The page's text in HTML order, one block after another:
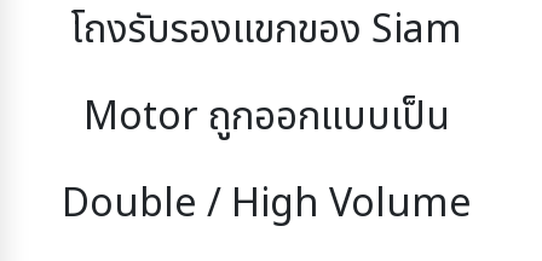
โถงรับรองแขกของ Siam
Motor ถูกออกแบบเป็น
Double / High Volume